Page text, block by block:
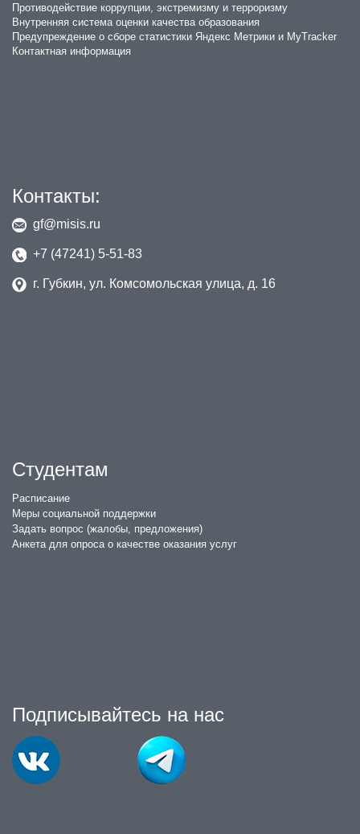
Противодействие коррупции, экстремизму и терроризму
Внутренняя система оценки качества образования
Предупреждение о сборе статистики Яндекс Метрики и MyTracker
Контактная информация
Контакты:
gf@misis.ru
+7 (47241) 5-51-83
г. Губкин, ул. Комсомольская улица, д. 16
Студентам
Расписание
Меры социальной поддержки
Задать вопрос (жалобы, предложения)
Анкета для опроса о качестве оказания услуг
Подписывайтесь на нас